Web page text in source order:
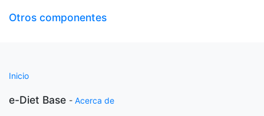
Otros componentes
Inicio
e-Diet Base - Acerca de